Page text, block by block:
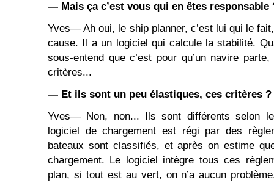
― Mais ça c’est vous qui en êtes responsable
Yves― Ah oui, le ship planner, c’est lui qui le
cause. Il a un logiciel qui calcule la stabilité.
sous-entend que c’est pour qu’un navire
critères...
― Et ils sont un peu élastiques, ces critères ?
Yves― Non, non... Ils sont différents selon
logiciel de chargement est régi par des
bateaux sont classifiés, et après on estime
chargement. Le logiciel intègre tous ces
plan, si tout est au vert, on n’a aucun